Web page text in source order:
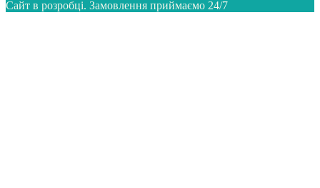
Сайт в розробці. Замовлення приймаємо 24/7